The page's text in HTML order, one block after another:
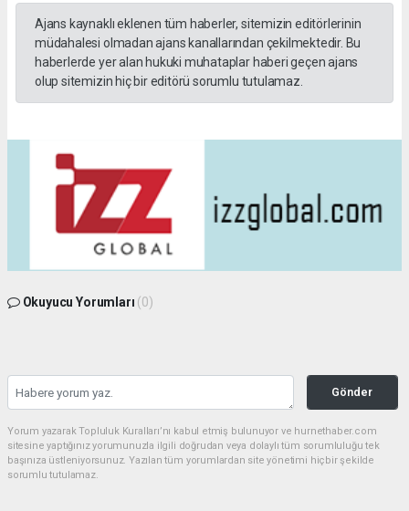
Ajans kaynaklı eklenen tüm haberler, sitemizin editörlerinin
müdahalesi olmadan ajans kanallarından çekilmektedir. Bu
haberlerde yer alan hukuki muhataplar haberi geçen ajans
olup sitemizin hiç bir editörü sorumlu tutulamaz.
Okuyucu Yorumları (0)
Gönder
Yorum yazarak Topluluk Kuralları’nı kabul etmiş bulunuyor ve hurnethaber.com
sitesine yaptığınız yorumunuzla ilgili doğrudan veya dolaylı tüm sorumluluğu tek
başınıza üstleniyorsunuz. Yazılan tüm yorumlardan site yönetimi hiçbir şekilde
sorumlu tutulamaz.